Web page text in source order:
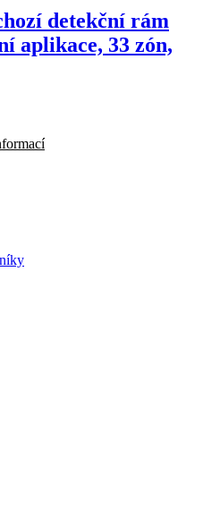
detekční rám
aplikace, 33 zón,